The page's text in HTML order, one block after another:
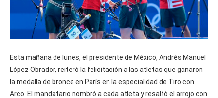
Esta mañana de lunes, el presidente de México, Andrés Manuel
López Obrador, reiteró la felicitación a las atletas que ganaron
la medalla de bronce en París en la especialidad de Tiro con
Arco. El mandatario nombró a cada atleta y resaltó el arrojo con